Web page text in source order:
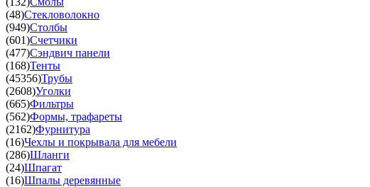
(48)Стекловолокно
(949)Столбы
(601)Счетчики
(477)Сэндвич панели
(168)Тенты
(45356)Трубы
(2608)Уголки
(665)Фильтры
(562)Формы, трафареты
(2162)Фурнитура
(16)Чехлы и покрывала для мебели
(286)Шланги
(24)Шпагат
(16)Шпалы деревянные